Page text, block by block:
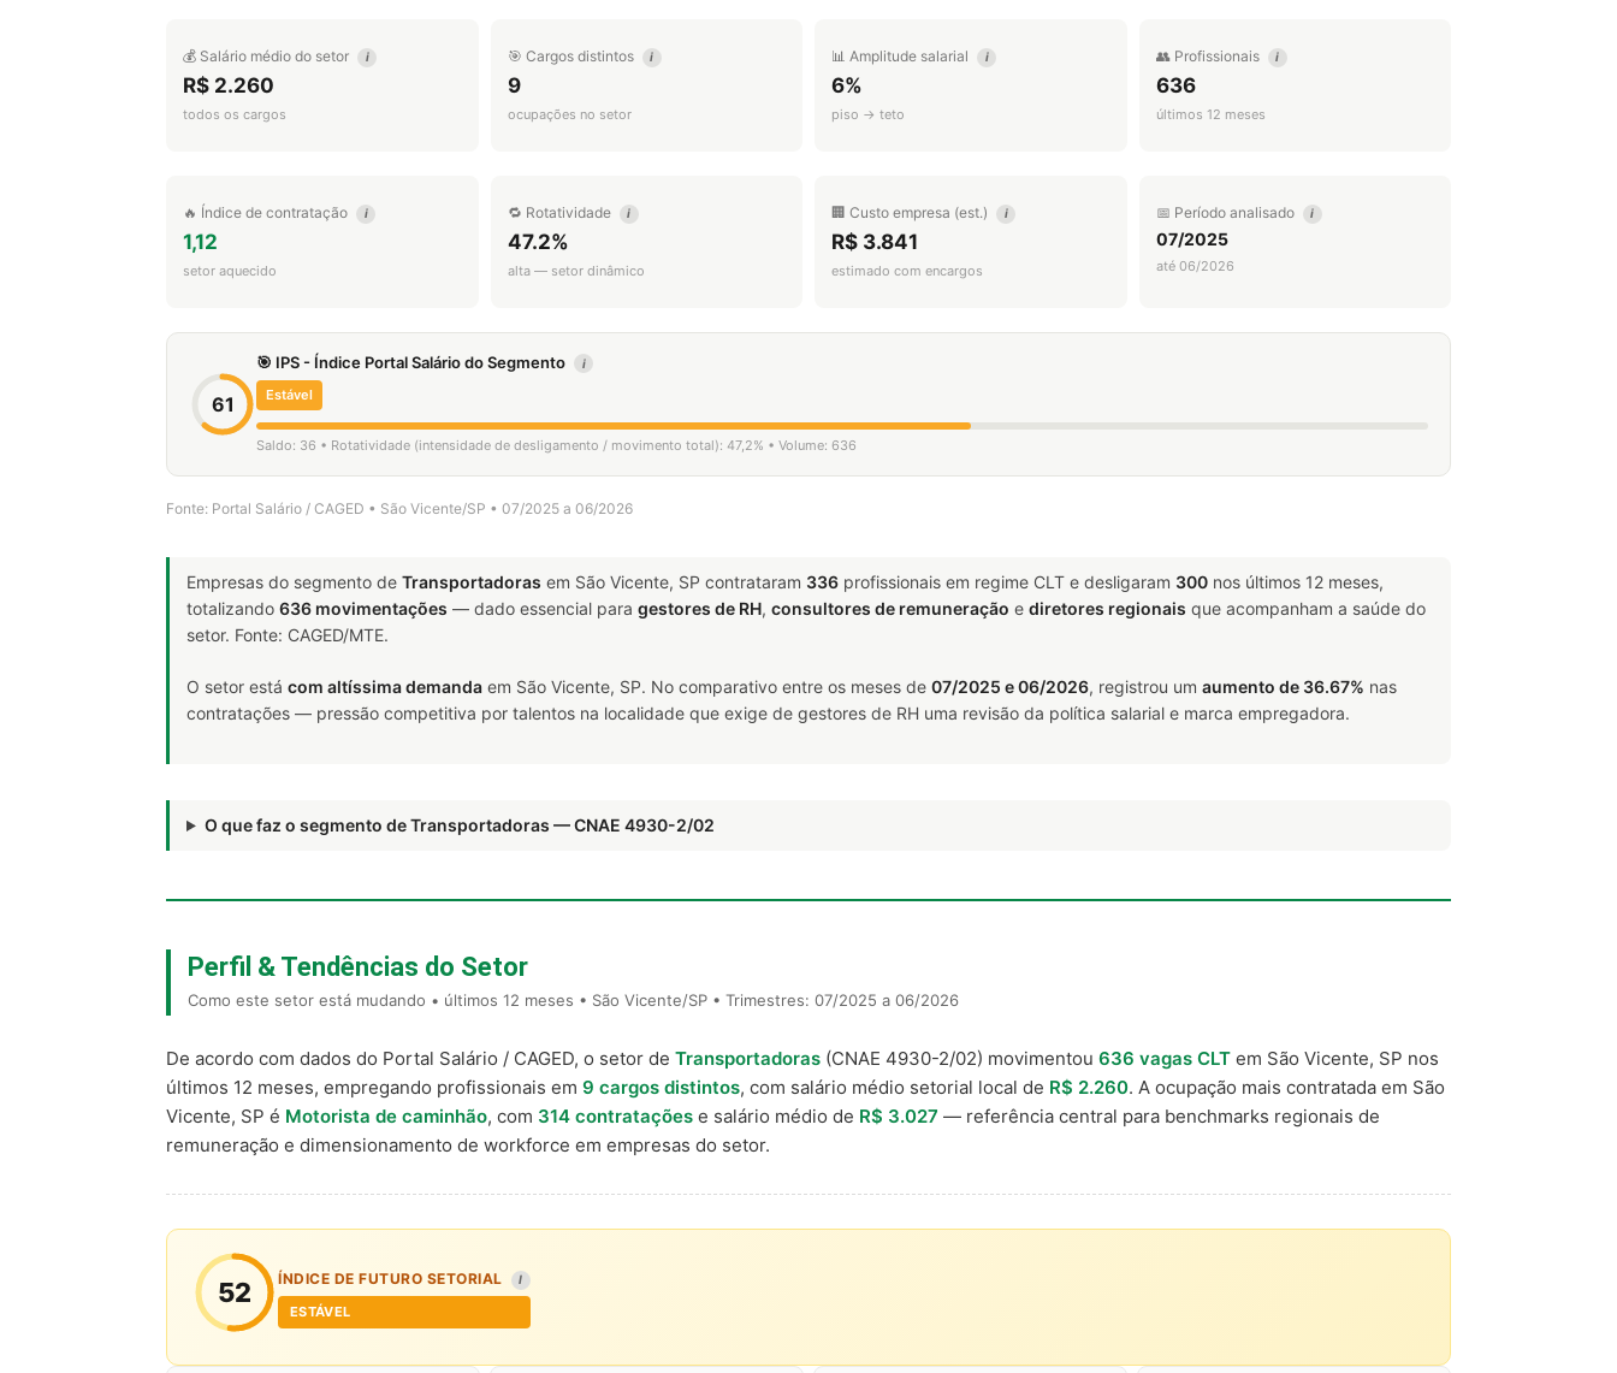
💰 Salário médio do setor i
R$ 2.260
todos os cargos
🎯 Cargos distintos i
9
ocupações no setor
📊 Amplitude salarial i
6%
piso → teto
👥 Profissionais i
636
últimos 12 meses
🔥 Índice de contratação i
1,12
setor aquecido
🔁 Rotatividade i
47.2%
alta — setor dinâmico
🏢 Custo empresa (est.) i
R$ 3.841
estimado com encargos
📅 Período analisado i
07/2025
até 06/2026
61
🎯 IPS - Índice Portal Salário do Segmento i
Estável
Saldo: 36 • Rotatividade (intensidade de desligamento / movimento total): 47,2% • Volume: 636
Fonte: Portal Salário / CAGED • São Vicente/SP • 07/2025 a 06/2026
Empresas do segmento de Transportadoras em São Vicente, SP contrataram 336 profissionais em regime CLT e desligaram 300 nos últimos 12 meses,
totalizando 636 movimentações — dado essencial para gestores de RH, consultores de remuneração e diretores regionais que acompanham a saúde do
setor. Fonte: CAGED/MTE.
O setor está com altíssima demanda em São Vicente, SP. No comparativo entre os meses de 07/2025 e 06/2026, registrou um aumento de 36.67% nas
contratações — pressão competitiva por talentos na localidade que exige de gestores de RH uma revisão da política salarial e marca empregadora.
O que faz o segmento de Transportadoras — CNAE 4930-2/02
Perfil & Tendências do Setor
Como este setor está mudando • últimos 12 meses • São Vicente/SP • Trimestres: 07/2025 a 06/2026
De acordo com dados do Portal Salário / CAGED, o setor de Transportadoras (CNAE 4930-2/02) movimentou 636 vagas CLT em São Vicente, SP nos
últimos 12 meses, empregando profissionais em 9 cargos distintos, com salário médio setorial local de R$ 2.260. A ocupação mais contratada em São
Vicente, SP é Motorista de caminhão, com 314 contratações e salário médio de R$ 3.027 — referência central para benchmarks regionais de
remuneração e dimensionamento de workforce em empresas do setor.
52 ÍNDICE DE FUTURO SETORIAL I
ESTÁVEL